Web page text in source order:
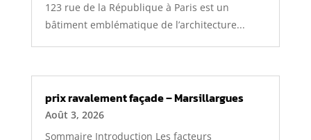
123 rue de la République à Paris est un
bâtiment emblématique de l’architecture...
prix ravalement façade – Marsillargues
Août 3, 2026
Sommaire Introduction Les facteurs